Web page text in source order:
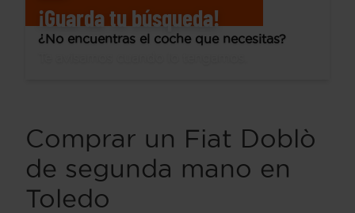
¡Guarda tu búsqueda!
¿No encuentras el coche que necesitas?
Comprar un Fiat Doblò
de segunda mano en
Toledo